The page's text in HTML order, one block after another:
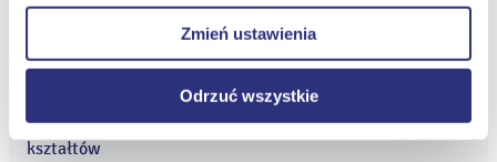
prawidłowego wyświetlania i działania naszych stron
Zmień ustawienia
Odrzuć wszystkie
Powiązane informacje
24
Gigant rośnie. Inwestycja za ponad 300 mln zł nabiera
kształtów